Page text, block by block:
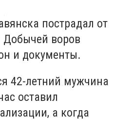
пострадал от
Добычей воров
и документы.
42-летний мужчина
оставил
а когда